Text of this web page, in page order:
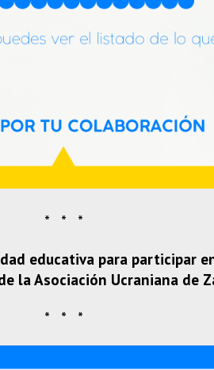
* * *
educativa para participar
la Asociación Ucraniana de
* * *